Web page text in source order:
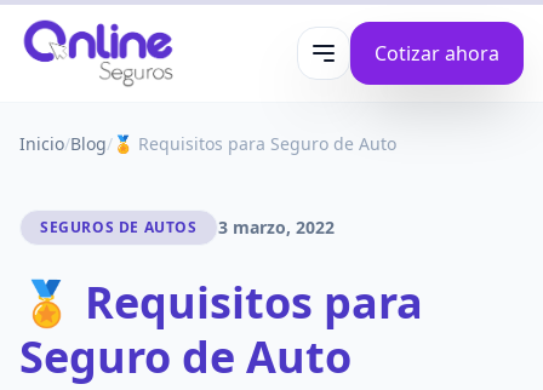
Abrir menúCotizar ahora
Inicio/Blog/ 🏅 Requisitos para Seguro de Auto
SEGUROS DE AUTOS 3 marzo, 2022
🏅 Requisitos para
Seguro de Auto